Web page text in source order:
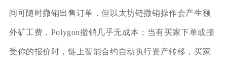
间可随时撤销出售订单，但以太坊链撤销操作会产生额
外矿工费，Polygon撤销几乎无成本；当有买家下单或接
受你的报价时，链上智能合约自动执行资产转移，买家